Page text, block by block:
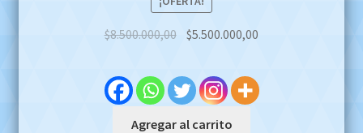
$8.500.000,00 Original
was:
$8.500.000,00.
$5.500.000,00
$5.500.000,00.
Agregar al carrito